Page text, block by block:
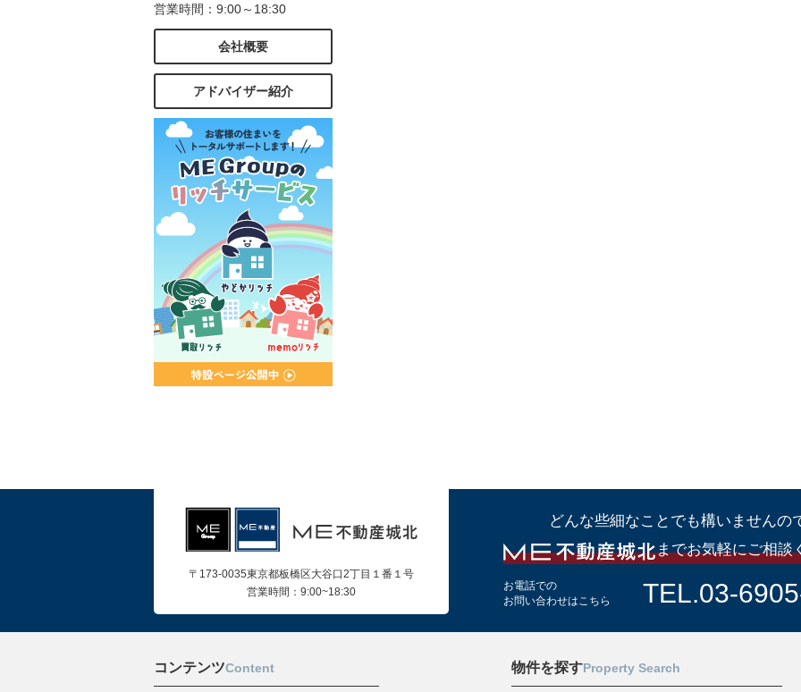
営業時間：9:00～18:30
会社概要
アドバイザー紹介
〒173-0035東京都板橋区大谷口2丁目１番１号
営業時間：9:00~18:30
どんな些細なことでも構いませんの
までお気軽にご相談
お電話での
お問い合わせはこちら
TEL.03-
コンテンツContent 物件を探すProperty Search